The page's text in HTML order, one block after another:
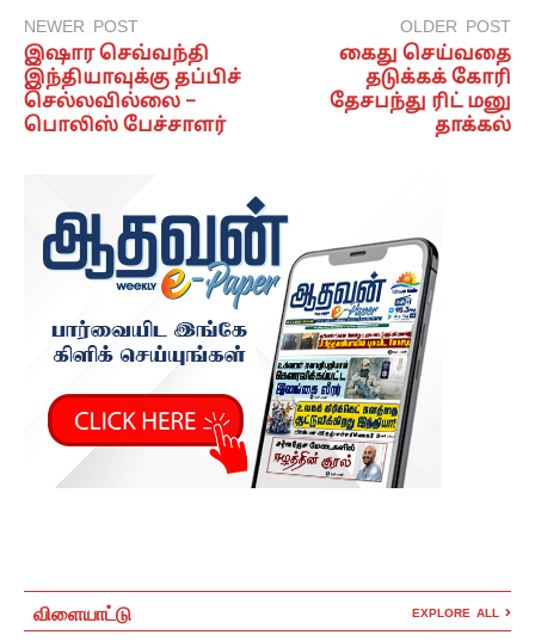
NEWER POST
இஷார செவ்வந்தி
இந்தியாவுக்கு தப்பிச்
செல்லவில்லை –
பொலிஸ் பேச்சாளர்
OLDER POST
கைது செய்வதை
தடுக்கக் கோரி
தேசபந்து ரிட் மனு
தாக்கல்
விளையாட்டு EXPLORE ALL